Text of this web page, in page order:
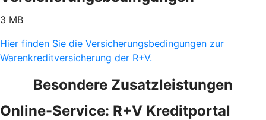
3 MB
Hier finden Sie die Versicherungsbedingungen zur
Warenkreditversicherung der R+V.
Besondere Zusatzleistungen
Online-Service: R+V Kreditportal